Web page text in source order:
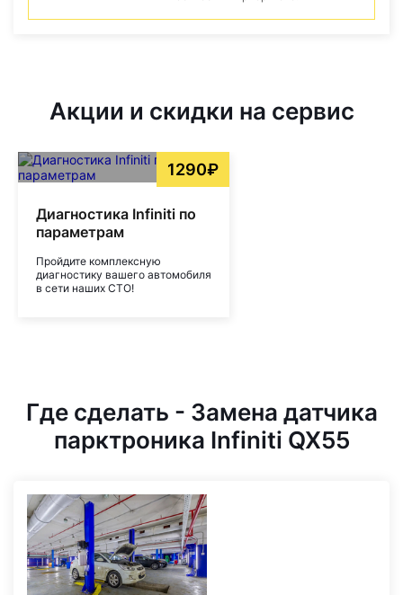
Акции и скидки на сервис
1290₽
Диагностика Infiniti по
параметрам
Пройдите комплексную
диагностику вашего автомобиля
в сети наших СТО!
Где сделать - Замена датчика
парктроника Infiniti QX55